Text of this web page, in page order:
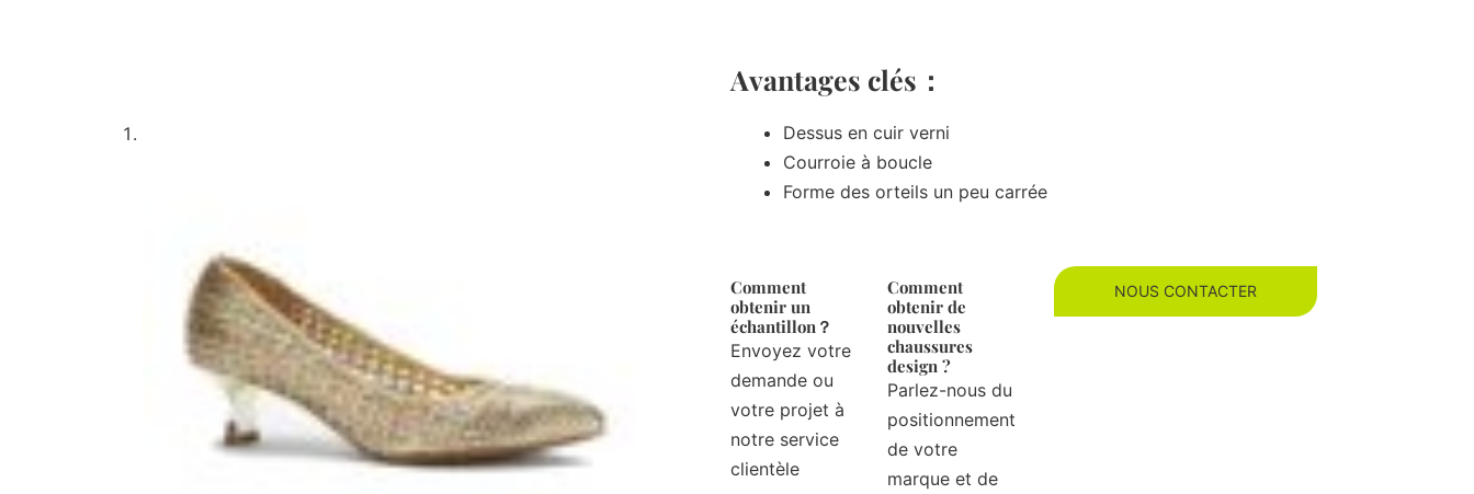
Avantages clés：
Dessus en cuir verni
Courroie à boucle
Forme des orteils un peu carrée
Comment
obtenir un
échantillon？
Envoyez votre
demande ou
votre projet à
notre service
clientèle
Comment
obtenir de
nouvelles
chaussures
design ?
Parlez-nous du
positionnement
de votre
marque et de
NOUS CONTACTER